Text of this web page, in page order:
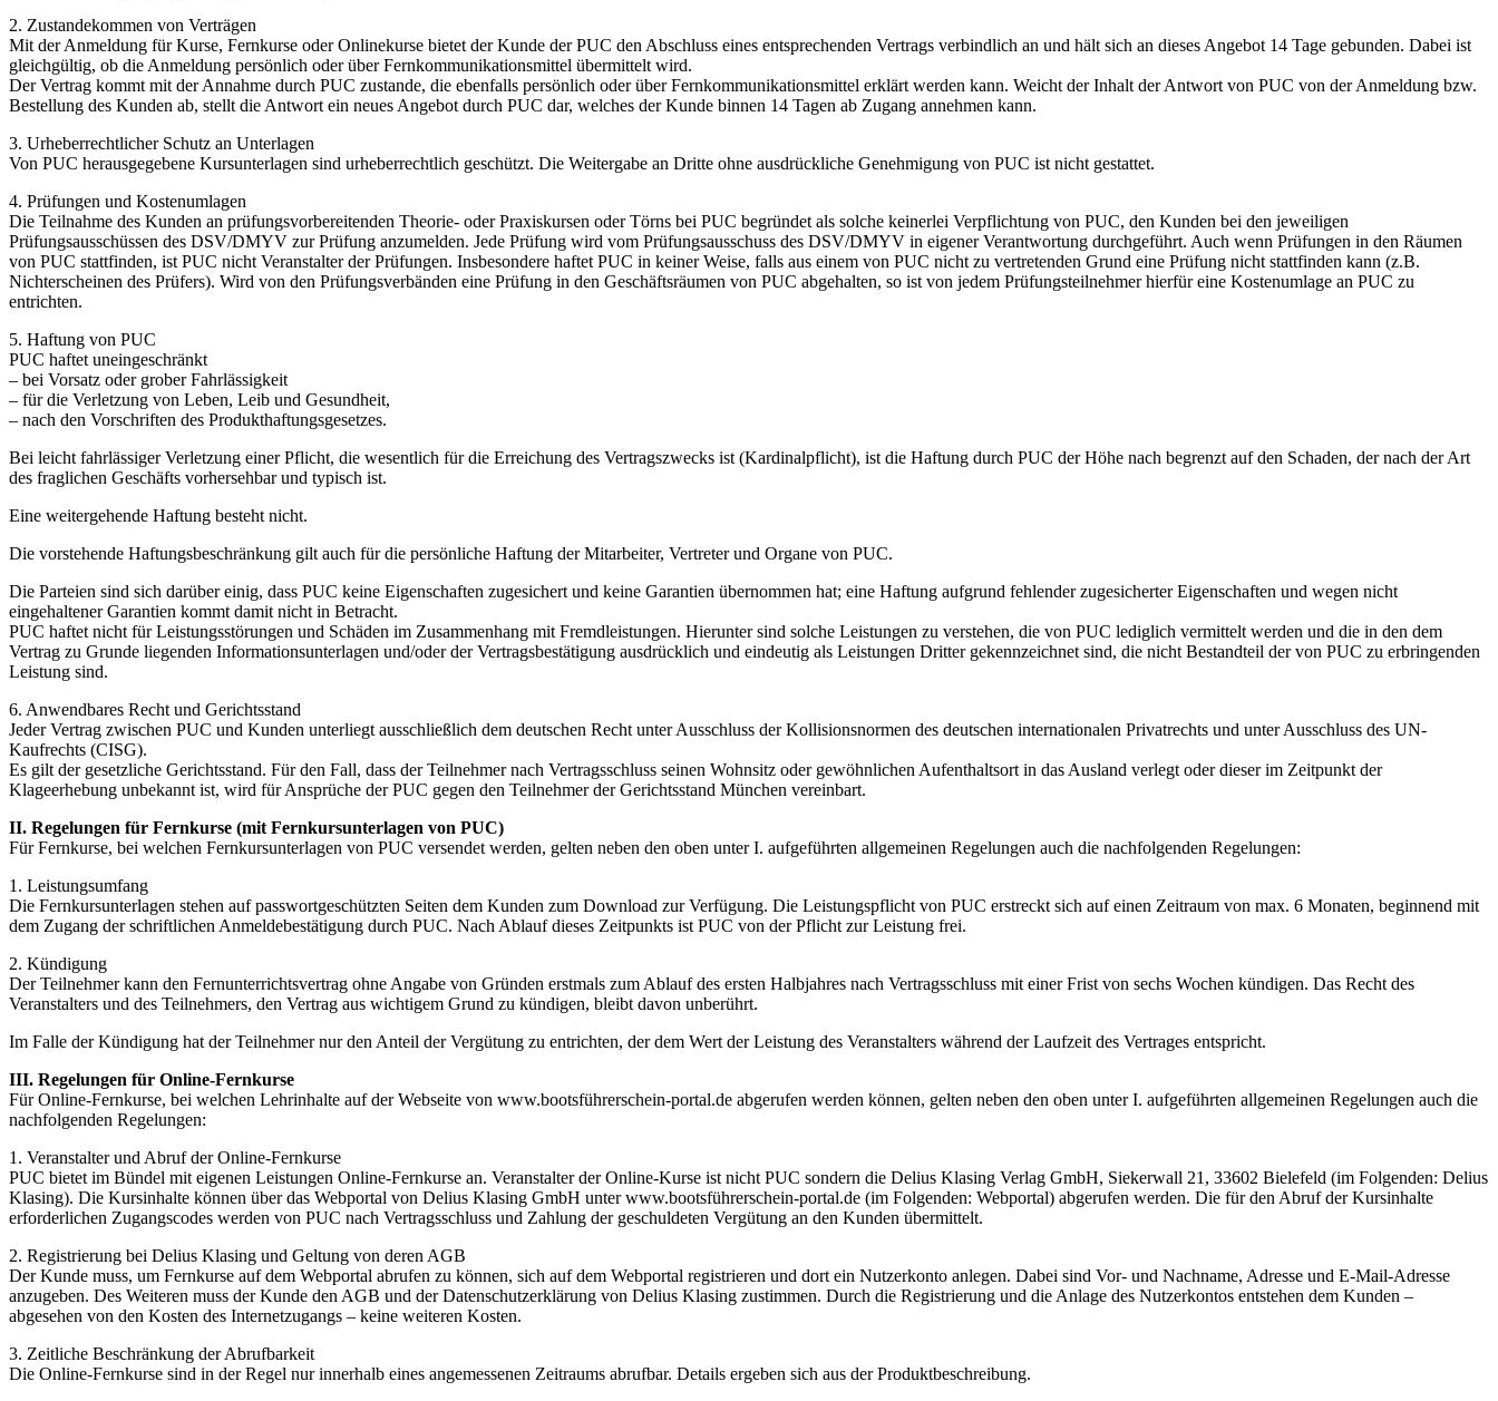
2. Zustandekommen von Verträgen
Mit der Anmeldung für Kurse, Fernkurse oder Onlinekurse bietet der Kunde der PUC den Abschluss eines entsprechenden Vertrags verbindlich an und hält sich an dieses Angebot 14 Tage gebunden. Dabei ist
gleichgültig, ob die Anmeldung persönlich oder über Fernkommunikationsmittel übermittelt wird.
Der Vertrag kommt mit der Annahme durch PUC zustande, die ebenfalls persönlich oder über Fernkommunikationsmittel erklärt werden kann. Weicht der Inhalt der Antwort von PUC von der Anmeldung bzw.
Bestellung des Kunden ab, stellt die Antwort ein neues Angebot durch PUC dar, welches der Kunde binnen 14 Tagen ab Zugang annehmen kann.
3. Urheberrechtlicher Schutz an Unterlagen
Von PUC herausgegebene Kursunterlagen sind urheberrechtlich geschützt. Die Weitergabe an Dritte ohne ausdrückliche Genehmigung von PUC ist nicht gestattet.
4. Prüfungen und Kostenumlagen
Die Teilnahme des Kunden an prüfungsvorbereitenden Theorie- oder Praxiskursen oder Törns bei PUC begründet als solche keinerlei Verpflichtung von PUC, den Kunden bei den jeweiligen
Prüfungsausschüssen des DSV/DMYV zur Prüfung anzumelden. Jede Prüfung wird vom Prüfungsausschuss des DSV/DMYV in eigener Verantwortung durchgeführt. Auch wenn Prüfungen in den Räumen
von PUC stattfinden, ist PUC nicht Veranstalter der Prüfungen. Insbesondere haftet PUC in keiner Weise, falls aus einem von PUC nicht zu vertretenden Grund eine Prüfung nicht stattfinden kann (z.B.
Nichterscheinen des Prüfers). Wird von den Prüfungsverbänden eine Prüfung in den Geschäftsräumen von PUC abgehalten, so ist von jedem Prüfungsteilnehmer hierfür eine Kostenumlage an PUC zu
entrichten.
5. Haftung von PUC
PUC haftet uneingeschränkt
– bei Vorsatz oder grober Fahrlässigkeit
– für die Verletzung von Leben, Leib und Gesundheit,
– nach den Vorschriften des Produkthaftungsgesetzes.
Bei leicht fahrlässiger Verletzung einer Pflicht, die wesentlich für die Erreichung des Vertragszwecks ist (Kardinalpflicht), ist die Haftung durch PUC der Höhe nach begrenzt auf den Schaden, der nach der Art
des fraglichen Geschäfts vorhersehbar und typisch ist.
Eine weitergehende Haftung besteht nicht.
Die vorstehende Haftungsbeschränkung gilt auch für die persönliche Haftung der Mitarbeiter, Vertreter und Organe von PUC.
Die Parteien sind sich darüber einig, dass PUC keine Eigenschaften zugesichert und keine Garantien übernommen hat; eine Haftung aufgrund fehlender zugesicherter Eigenschaften und wegen nicht
eingehaltener Garantien kommt damit nicht in Betracht.
PUC haftet nicht für Leistungsstörungen und Schäden im Zusammenhang mit Fremdleistungen. Hierunter sind solche Leistungen zu verstehen, die von PUC lediglich vermittelt werden und die in den dem
Vertrag zu Grunde liegenden Informationsunterlagen und/oder der Vertragsbestätigung ausdrücklich und eindeutig als Leistungen Dritter gekennzeichnet sind, die nicht Bestandteil der von PUC zu erbringenden
Leistung sind.
6. Anwendbares Recht und Gerichtsstand
Jeder Vertrag zwischen PUC und Kunden unterliegt ausschließlich dem deutschen Recht unter Ausschluss der Kollisionsnormen des deutschen internationalen Privatrechts und unter Ausschluss des UN-
Kaufrechts (CISG).
Es gilt der gesetzliche Gerichtsstand. Für den Fall, dass der Teilnehmer nach Vertragsschluss seinen Wohnsitz oder gewöhnlichen Aufenthaltsort in das Ausland verlegt oder dieser im Zeitpunkt der
Klageerhebung unbekannt ist, wird für Ansprüche der PUC gegen den Teilnehmer der Gerichtsstand München vereinbart.
II. Regelungen für Fernkurse (mit Fernkursunterlagen von PUC)
Für Fernkurse, bei welchen Fernkursunterlagen von PUC versendet werden, gelten neben den oben unter I. aufgeführten allgemeinen Regelungen auch die nachfolgenden Regelungen:
1. Leistungsumfang
Die Fernkursunterlagen stehen auf passwortgeschützten Seiten dem Kunden zum Download zur Verfügung. Die Leistungspflicht von PUC erstreckt sich auf einen Zeitraum von max. 6 Monaten, beginnend mit
dem Zugang der schriftlichen Anmeldebestätigung durch PUC. Nach Ablauf dieses Zeitpunkts ist PUC von der Pflicht zur Leistung frei.
2. Kündigung
Der Teilnehmer kann den Fernunterrichtsvertrag ohne Angabe von Gründen erstmals zum Ablauf des ersten Halbjahres nach Vertragsschluss mit einer Frist von sechs Wochen kündigen. Das Recht des
Veranstalters und des Teilnehmers, den Vertrag aus wichtigem Grund zu kündigen, bleibt davon unberührt.
Im Falle der Kündigung hat der Teilnehmer nur den Anteil der Vergütung zu entrichten, der dem Wert der Leistung des Veranstalters während der Laufzeit des Vertrages entspricht.
III. Regelungen für Online-Fernkurse
Für Online-Fernkurse, bei welchen Lehrinhalte auf der Webseite von www.bootsführerschein-portal.de abgerufen werden können, gelten neben den oben unter I. aufgeführten allgemeinen Regelungen auch die
nachfolgenden Regelungen:
1. Veranstalter und Abruf der Online-Fernkurse
PUC bietet im Bündel mit eigenen Leistungen Online-Fernkurse an. Veranstalter der Online-Kurse ist nicht PUC sondern die Delius Klasing Verlag GmbH, Siekerwall 21, 33602 Bielefeld (im Folgenden: Delius
Klasing). Die Kursinhalte können über das Webportal von Delius Klasing GmbH unter www.bootsführerschein-portal.de (im Folgenden: Webportal) abgerufen werden. Die für den Abruf der Kursinhalte
erforderlichen Zugangscodes werden von PUC nach Vertragsschluss und Zahlung der geschuldeten Vergütung an den Kunden übermittelt.
2. Registrierung bei Delius Klasing und Geltung von deren AGB
Der Kunde muss, um Fernkurse auf dem Webportal abrufen zu können, sich auf dem Webportal registrieren und dort ein Nutzerkonto anlegen. Dabei sind Vor- und Nachname, Adresse und E-Mail-Adresse
anzugeben. Des Weiteren muss der Kunde den AGB und der Datenschutzerklärung von Delius Klasing zustimmen. Durch die Registrierung und die Anlage des Nutzerkontos entstehen dem Kunden –
abgesehen von den Kosten des Internetzugangs – keine weiteren Kosten.
3. Zeitliche Beschränkung der Abrufbarkeit
Die Online-Fernkurse sind in der Regel nur innerhalb eines angemessenen Zeitraums abrufbar. Details ergeben sich aus der Produktbeschreibung.